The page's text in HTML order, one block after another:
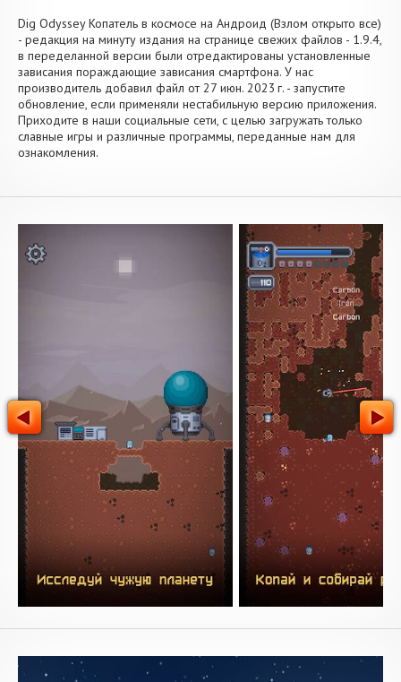
Dig Odyssey Копатель в космосе на Андроид (Взлом открыто все)
- редакция на минуту издания на странице свежих файлов - 1.9.4,
в переделанной версии были отредактированы установленные
зависания пораждающие зависания смартфона. У нас
производитель добавил файл от 27 июн. 2023 г. - запустите
обновление, если применяли нестабильную версию приложения.
Приходите в наши социальные сети, с целью загружать только
славные игры и различные программы, переданные нам для
ознакомления.